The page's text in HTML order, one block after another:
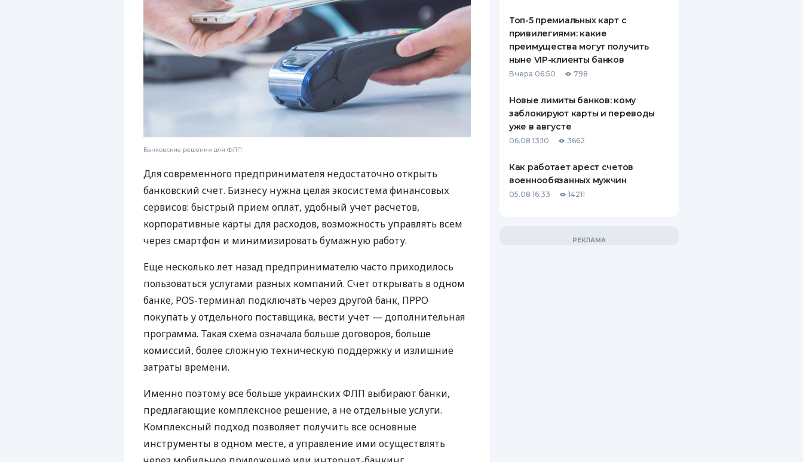
Банковские решения для ФЛП
Для современного предпринимателя недостаточно открыть
банковский счет. Бизнесу нужна целая экосистема финансовых
сервисов: быстрый прием оплат, удобный учет расчетов,
корпоративные карты для расходов, возможность управлять всем
через смартфон и минимизировать бумажную работу.
Еще несколько лет назад предпринимателю часто приходилось
пользоваться услугами разных компаний. Счет открывать в одном
банке, POS-терминал подключать через другой банк, ПРРО
покупать у отдельного поставщика, вести учет — дополнительная
программа. Такая схема означала больше договоров, больше
комиссий, более сложную техническую поддержку и излишние
затраты времени.
Именно поэтому все больше украинских ФЛП выбирают банки,
предлагающие комплексное решение, а не отдельные услуги.
Комплексный подход позволяет получить все основные
инструменты в одном месте, а управление ими осуществлять
Топ-5 премиальных карт с
привилегиями: какие
преимущества могут получить
ныне VIP-клиенты банков
Вчера 06:50 798
Новые лимиты банков: кому
заблокируют карты и переводы
уже в августе
06.08 13:10 3662
Как работает арест счетов
военнообязанных мужчин
05.08 16:33 14211